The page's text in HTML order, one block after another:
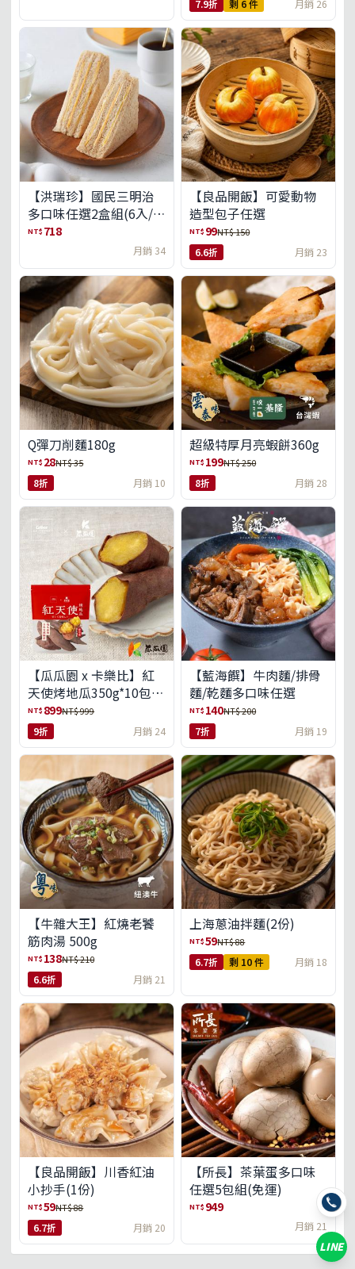
7.9折 剩 6 件 月銷 26
【洪瑞珍】國民三明治
多口味任選2盒組(6入/
盒)(免運)
NT$ 718
月銷 34
【良品開飯】可愛動物
造型包子任選
NT$ 99NT$ 150
6.6折 月銷 23
Q彈刀削麵180g
NT$ 28NT$ 35
8折 月銷 10
超級特厚月亮蝦餅360g
NT$ 199NT$ 250
8折 月銷 28
【瓜瓜園 x 卡樂比】紅
天使烤地瓜350g*10包
(免運組)
NT$ 899NT$ 999
9折 月銷 24
【藍海饌】牛肉麵/排骨
麵/乾麵多口味任選
NT$ 140NT$ 200
7折 月銷 19
【牛雜大王】紅燒老饕
筋肉湯 500g
NT$ 138NT$ 210
6.6折 月銷 21
上海蔥油拌麵(2份)
NT$59NT$ 88
6.7折 剩 10 件 月銷 18
【良品開飯】川香紅油
小抄手(1份)
NT$59NT$ 88
6.7折 月銷 20
【所長】茶葉蛋多口味
任選5包組(免運)
NT$ 949
月銷 21
LINE